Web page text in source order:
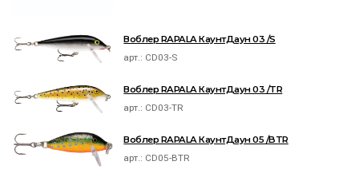
Воблер RAPALA КаунтДаун 03 /S
арт.: CD03-S
Воблер RAPALA КаунтДаун 03 /TR
арт.: CD03-TR
Воблер RAPALA КаунтДаун 05 /BTR
арт.: CD05-BTR